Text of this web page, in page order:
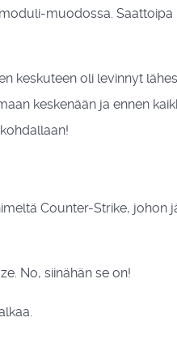
muodossa.
oli levinnyt
keskenään ja ennen
Counter-Strike, johon
No, siinähän se on!